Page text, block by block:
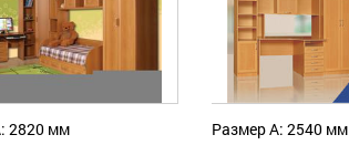
2820 мм
Размер А: 2540 мм